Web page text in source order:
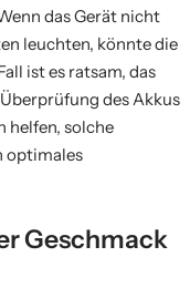
das Gerät nicht
leuchten, könnte die
ist es ratsam, das
des Akkus
helfen, solche
optimales
Geschmack